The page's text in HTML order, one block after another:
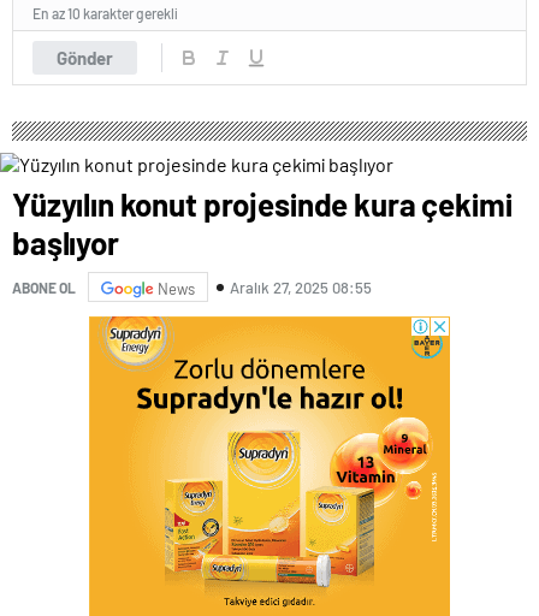
Gönder
En az 10 karakter gerekli
Yüzyılın konut projesinde kura çekimi
başlıyor
ABONE OL News Aralık 27, 2025 08:55